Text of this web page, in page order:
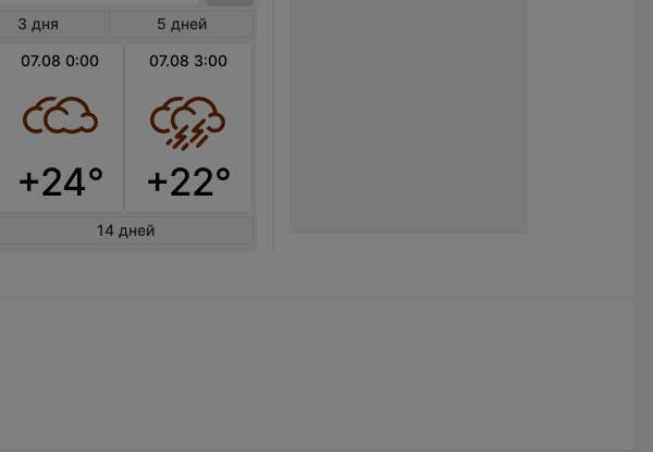
3 дня
5 дней
07.08 0:00
+24°
07.08 3:00
+22°
14 дней